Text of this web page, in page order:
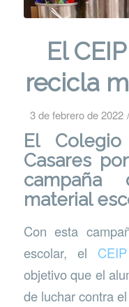
El
recicla
3 de febrero de 2022
El
Casares
material
Con esta
escolar, el
objetivo que el
de luchar contra